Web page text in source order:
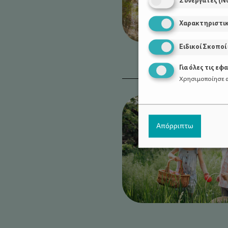
Ειδικοί Σκοποί
Για όλες τις
Χρησιμοποίησε
Απόρριπτω